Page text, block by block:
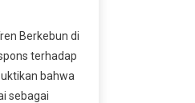
Berkebun di
terhadap
bahwa
sebagai